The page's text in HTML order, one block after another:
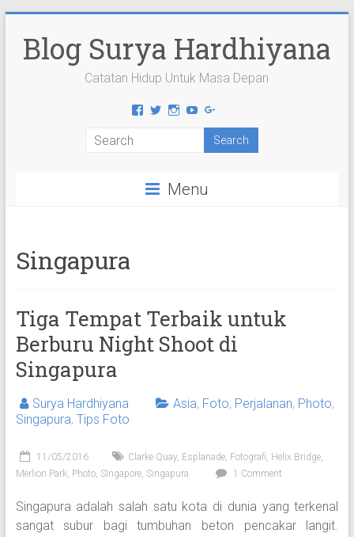
content
Blog Surya Hardhiyana
Catatan Hidup Untuk Masa Depan
ViewViewViewView
profileprofile
on
Menu
Singapura
Tiga Tempat Terbaik untuk
Berburu Night Shoot di
Singapura
Surya Hardhiyana Asia, Foto, Perjalanan, Photo,
Singapura, Tips Foto
11/05/2016 Clarke Quay, Esplanade, Fotografi, Helix Bridge,
Merlion Park, Photo, SIngapore, Singapura 1 Comment
Singapura adalah salah satu kota di dunia yang terkenal
sangat subur bagi tumbuhan beton pencakar langit.